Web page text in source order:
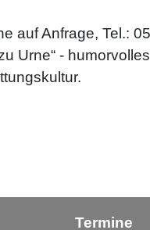
auf Anfrage, Tel.:
Urne“ -
Termine